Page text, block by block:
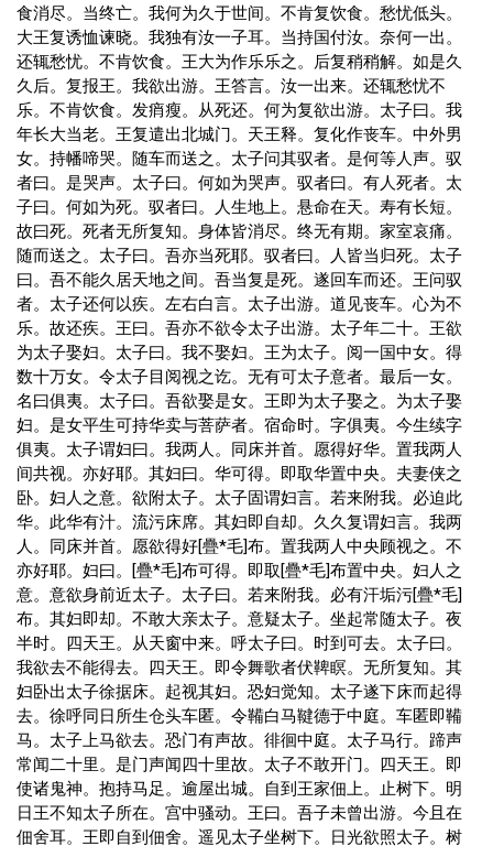
食消尽。当终亡。我何为久于世间。不肯复饮食。愁忧低头。
大王复诱恤谏晓。我独有汝一子耳。当持国付汝。奈何一出。
还辄愁忧。不肯饮食。王大为作乐乐之。后复稍稍解。如是久
久后。复报王。我欲出游。王答言。汝一出来。还辄愁忧不
乐。不肯饮食。发痟瘦。从死还。何为复欲出游。太子曰。我
年长大当老。王复遣出北城门。天王释。复化作丧车。中外男
女。持幡啼哭。随车而送之。太子问其驭者。是何等人声。驭
者曰。是哭声。太子曰。何如为哭声。驭者曰。有人死者。太
子曰。何如为死。驭者曰。人生地上。悬命在天。寿有长短。
故曰死。死者无所复知。身体皆消尽。终无有期。家室哀痛。
随而送之。太子曰。吾亦当死耶。驭者曰。人皆当归死。太子
曰。吾不能久居天地之间。吾当复是死。遂回车而还。王问驭
者。太子还何以疾。左右白言。太子出游。道见丧车。心为不
乐。故还疾。王曰。吾亦不欲令太子出游。太子年二十。王欲
为太子娶妇。太子曰。我不娶妇。王为太子。阅一国中女。得
数十万女。令太子目阅视之讫。无有可太子意者。最后一女。
名曰俱夷。太子曰。吾欲娶是女。王即为太子娶之。为太子娶
妇。是女平生可持华卖与菩萨者。宿命时。字俱夷。今生续字
俱夷。太子谓妇曰。我两人。同床并首。愿得好华。置我两人
间共视。亦好耶。其妇曰。华可得。即取华置中央。夫妻侠之
卧。妇人之意。欲附太子。太子固谓妇言。若来附我。必迫此
华。此华有汁。流污床席。其妇即自却。久久复谓妇言。我两
人。同床并首。愿欲得好[疊*毛]布。置我两人中央顾视之。不
亦好耶。妇曰。[疊*毛]布可得。即取[疊*毛]布置中央。妇人之
意。意欲身前近太子。太子曰。若来附我。必有汗垢污[疊*毛]
布。其妇即却。不敢大亲太子。意疑太子。坐起常随太子。夜
半时。四天王。从天窗中来。呼太子曰。时到可去。太子曰。
我欲去不能得去。四天王。即令舞歌者伏鞞瞑。无所复知。其
妇卧出太子徐据床。起视其妇。恐妇觉知。太子遂下床而起得
去。徐呼同日所生仓头车匿。令鞴白马鞬德于中庭。车匿即鞴
马。太子上马欲去。恐门有声故。徘徊中庭。太子马行。蹄声
常闻二十里。是门声闻四十里故。太子不敢开门。四天王。即
使诸鬼神。抱持马足。逾屋出城。自到王家佃上。止树下。明
日王不知太子所在。宫中骚动。王曰。吾子未曾出游。今且在
佃舍耳。王即自到佃舍。遥见太子坐树下。日光欲照太子。树